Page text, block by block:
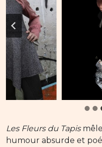
Les Fleurs du Tapis
humour absurde et